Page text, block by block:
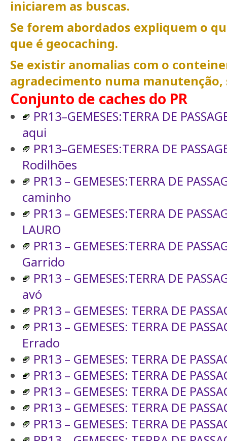
iniciarem as buscas.
Se forem abordados expliquem o
que é geocaching.
Se existir anomalias com o
agradecimento numa manutenção,
Conjunto de caches do PR
PR13–GEMESES:TERRA DE
aqui
PR13–GEMESES:TERRA DE
Rodilhões
PR13 – GEMESES:TERRA DE
caminho
PR13 – GEMESES:TERRA DE
LAURO
PR13 – GEMESES:TERRA DE
Garrido
PR13 – GEMESES:TERRA DE
avó
PR13 – GEMESES: TERRA DE
PR13 – GEMESES: TERRA DE
Errado
PR13 – GEMESES: TERRA DE
PR13 – GEMESES: TERRA DE
PR13 – GEMESES: TERRA DE
PR13 – GEMESES: TERRA DE
PR13 – GEMESES: TERRA DE